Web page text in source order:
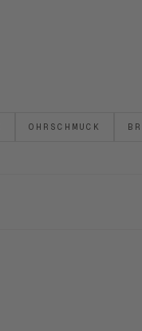
OHRSCHMUCK